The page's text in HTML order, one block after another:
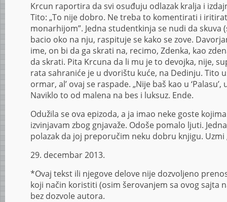
Krcun raportira da svi osuđuju odlazak kralja i
Tito: „To nije dobro. Ne treba to komentirati i
monarhijom”. Jedna studentkinja se nudi da skuva
bacio oko na nju, raspituje se kako se zove.
ime, on bi da ga skrati na, recimo, Zdenka, kao
da skrati. Pita Krcuna da li mu je to devojka, nije,
rata sahraniće je u dvorištu kuće, na Dedinju. Tito
ormar, al’ ovaj se raspade. „Nije baš kao u
Naviklo to od malena na bes i luksuz. Ende.
Odužila se ova epizoda, a ja imao neke goste
izvinjavam zbog gnjavaže. Odoše pomalo ljuti.
polazak da joj preporučim neku dobru knjigu. Uzmi
29. decembar 2013.
*Ovaj tekst ili njegove delove nije dozvoljeno
koji način koristiti (osim šerovanjem sa ovog sajta
bez dozvole autora.